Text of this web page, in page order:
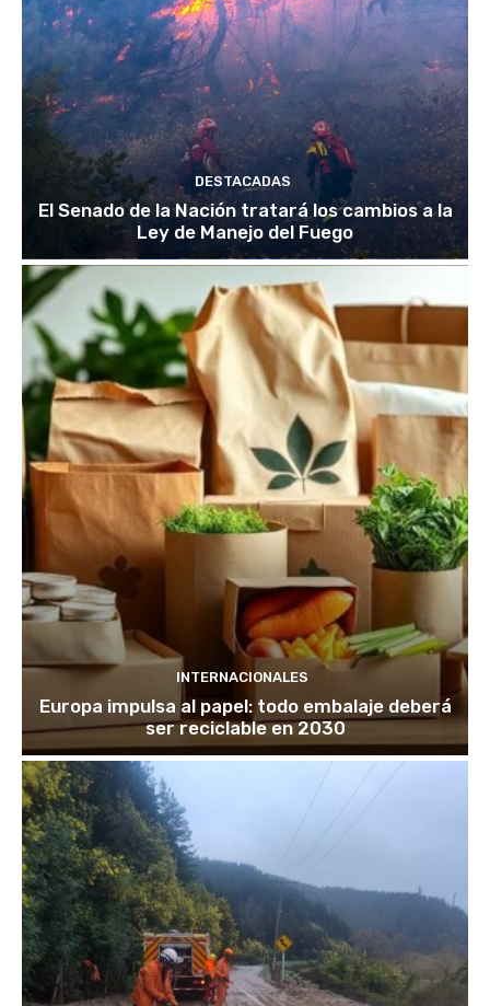
DESTACADAS
El Senado de la Nación tratará los cambios a la
Ley de Manejo del Fuego
INTERNACIONALES
Europa impulsa al papel: todo embalaje deberá
ser reciclable en 2030